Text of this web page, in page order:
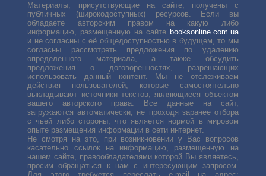
Материалы, присутствующие на сайте, получены с
публичных (широкодоступных) ресурсов. Если вы
обладаете авторским правом на какую либо
информацию, размещенную на сайте booksonline.com.ua
и не согласны с её общедоступностью в будущем, то мы
согласны рассмотреть предложения по удалению
определенного материала, а также обсудить
предложения о договоренностях, разрешающих
использовать данный контент. Мы не отслеживаем
действия пользователей, которые самостоятельно
выкладывают источники текстов, являющиеся объектом
вашего авторского права. Все данные на сайт,
загружаются автоматически, не проходя заранее отбора
с чьей либо стороны, что является нормой в мировом
опыте размещения информации в сети интернет.
Не смотря на это, при возникновении у Вас вопросов
касательно ссылок на информацию, размещенную на
нашем сайте, правообладателями которой Вы являетесь,
просим обращаться к нам с интересующим запросом.